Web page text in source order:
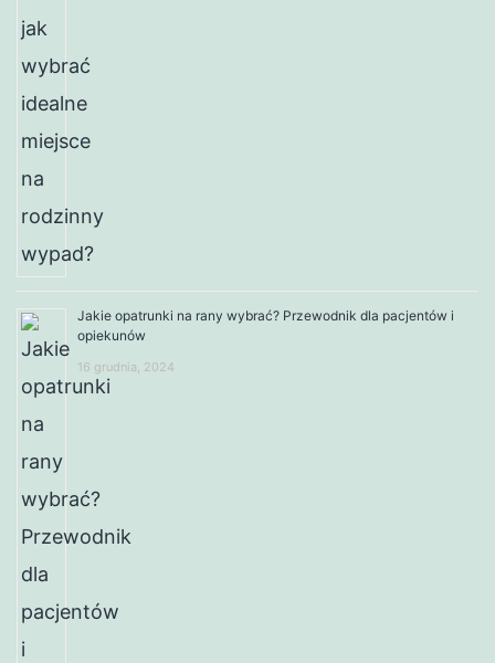
Jakie opatrunki na rany wybrać? Przewodnik dla pacjentów i
opiekunów
16 grudnia, 2024